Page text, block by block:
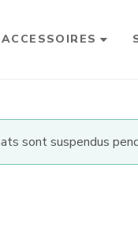
sont suspendus